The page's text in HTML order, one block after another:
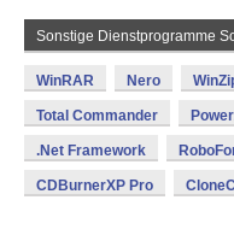
Sonstige Dienstprogramme
WinRAR Nero
Total Commander
.Net Framework
CDBurnerXP Pro